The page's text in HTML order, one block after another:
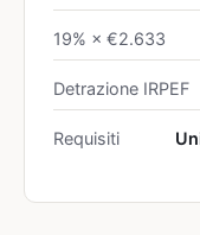
19% × €2.633
Detrazione IRPEF
Requisiti